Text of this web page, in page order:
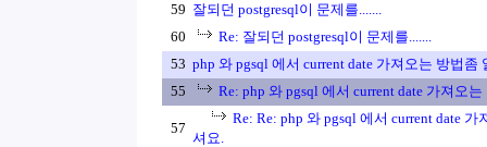
59 잘되던 postgresql이 문제를.......
60
Re: 잘되던 postgresql이 문제를.......
53 php 와 pgsql 에서 current date 가져오는 방법좀
55
Re: php 와 pgsql 에서 current date 가져오
57
Re: Re: php 와 pgsql 에서 current date
셔요.